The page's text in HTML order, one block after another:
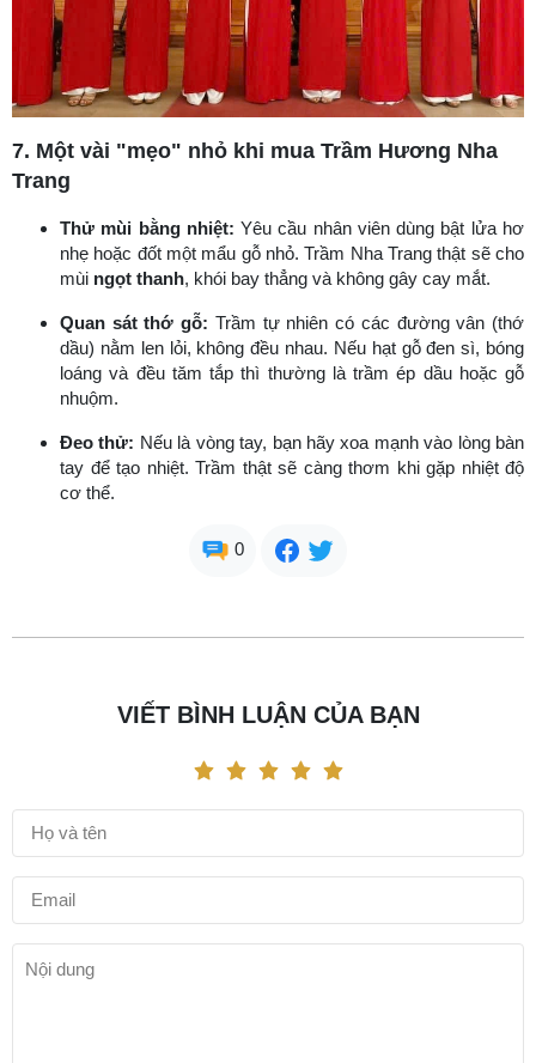
7. Một vài "mẹo" nhỏ khi mua Trầm Hương Nha
Trang
Thử mùi bằng nhiệt: Yêu cầu nhân viên dùng bật lửa hơ
nhẹ hoặc đốt một mẩu gỗ nhỏ. Trầm Nha Trang thật sẽ cho
mùi ngọt thanh, khói bay thẳng và không gây cay mắt.
Quan sát thớ gỗ: Trầm tự nhiên có các đường vân (thớ
dầu) nằm len lỏi, không đều nhau. Nếu hạt gỗ đen sì, bóng
loáng và đều tăm tắp thì thường là trầm ép dầu hoặc gỗ
nhuộm.
Đeo thử: Nếu là vòng tay, bạn hãy xoa mạnh vào lòng bàn
tay để tạo nhiệt. Trầm thật sẽ càng thơm khi gặp nhiệt độ
cơ thể.
0
VIẾT BÌNH LUẬN CỦA BẠN